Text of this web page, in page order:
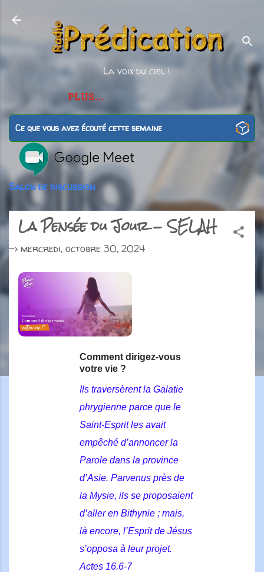
La voix du ciel !
PLUS…
Ce que vous avez écouté cette semaine
Salon de discussion
La Pensée du Jour - SELAH
-> mercredi, octobre 30, 2024
Comment dirigez-vous
votre vie ?
Ils traversèrent la Galatie
phrygienne parce que le
Saint-Esprit les avait
empêché d’annoncer la
Parole dans la province
d’Asie. Parvenus près de
la Mysie, ils se proposaient
d’aller en Bithynie ; mais,
là encore, l’Esprit de Jésus
s’opposa à leur projet.
Actes 16.6-7